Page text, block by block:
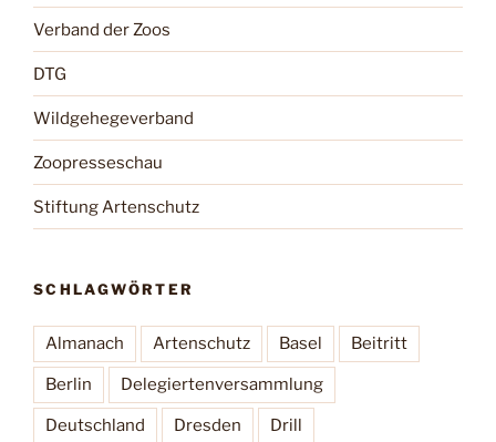
Verband der Zoos
DTG
Wildgehegeverband
Zoopresseschau
Stiftung Artenschutz
SCHLAGWÖRTER
Almanach Artenschutz Basel Beitritt
Berlin Delegiertenversammlung
Deutschland Dresden Drill